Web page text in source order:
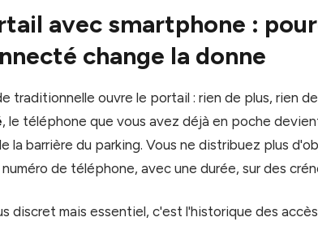
avec smartphone :
change la donne
traditionnelle ouvre le portail : rien de plus, rien
, le téléphone que vous avez déjà en poche
la barrière du parking. Vous ne distribuez plus
de téléphone, avec une durée, sur des
discret mais essentiel, c'est l'historique des